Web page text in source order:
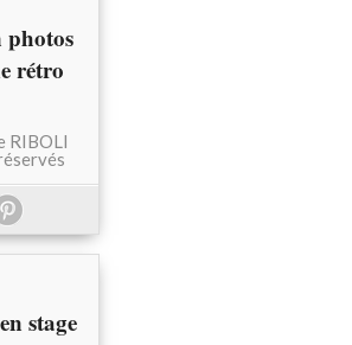
photos
rétro
RIBOLI
stage